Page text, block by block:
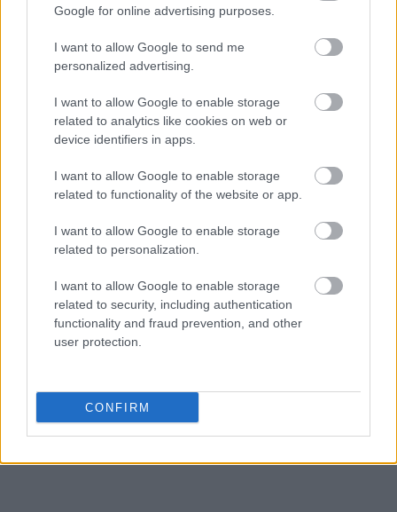
Google for online advertising purposes.
I want to allow Google to send me
personalized advertising.
I want to allow Google to enable storage
related to analytics like cookies on web or
device identifiers in apps.
I want to allow Google to enable storage
related to functionality of the website or app.
I want to allow Google to enable storage
related to personalization.
I want to allow Google to enable storage
related to security, including authentication
functionality and fraud prevention, and other
user protection.
CONFIRM